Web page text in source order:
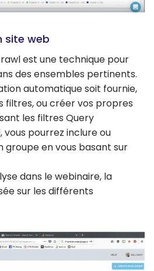
site web
est une technique pour
des ensembles pertinents.
automatique soit fournie,
filtres, ou créer vos propres
les filtres Query
vous pourrez inclure ou
groupe en vous basant sur
dans le webinaire, la
sur les différents